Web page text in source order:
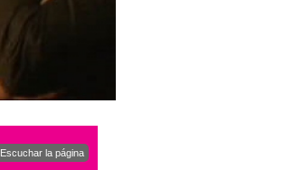
Escuchar la página